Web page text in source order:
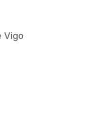
Vigo